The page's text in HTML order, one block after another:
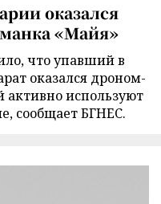
оказался
«Майя»
что упавший в
оказался дроном-
используют
сообщает БГНЕС.